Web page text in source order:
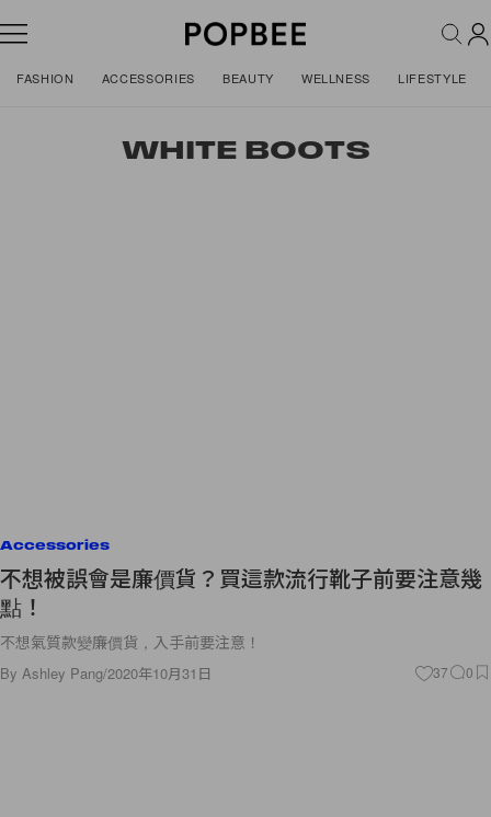
FASHION ACCESSORIES BEAUTY WELLNESS LIFESTYLE
WHITE BOOTS
Accessories
不想被誤會是廉價貨？買這款流行靴子前要注意幾
點！
不想氣質款變廉價貨，入手前要注意！
By Ashley Pang/2020年10月31日 37 0